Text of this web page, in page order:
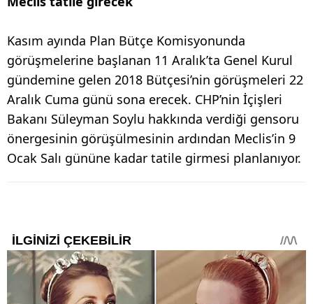
Kasım ayında Plan Bütçe Komisyonunda
görüşmelerine başlanan 11 Aralık’ta Genel Kurul
gündemine gelen 2018 Bütçesi’nin görüşmeleri 22
Aralık Cuma günü sona erecek. CHP’nin İçişleri
Bakanı Süleyman Soylu hakkında verdiği gensoru
önergesinin görüşülmesinin ardından Meclis’in 9
Ocak Salı gününe kadar tatile girmesi planlanıyor.